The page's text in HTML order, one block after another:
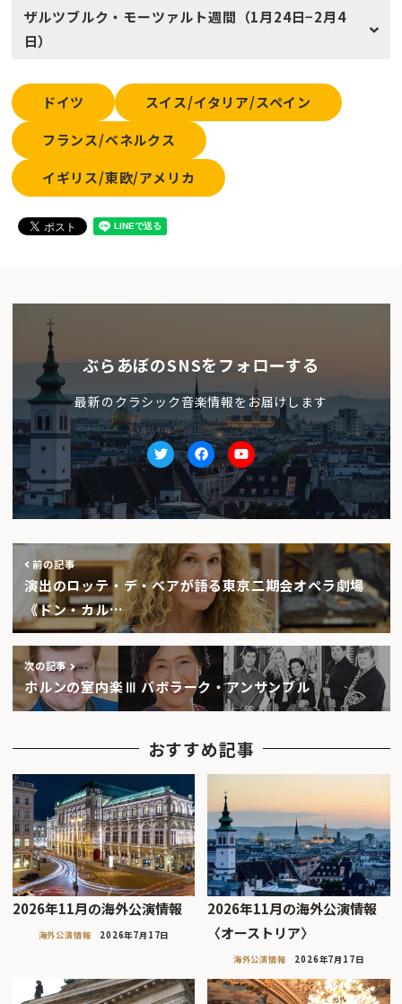
ザルツブルク・モーツァルト週間（1月24日−2月4
日）
ドイツ
スイス/イタリア/スペイン
フランス/ベネルクス
イギリス/東欧/アメリカ
ぶらあぼのSNSをフォローする
最新のクラシック音楽情報をお届けします
TwitterfacebookYoutube
前の記事
演出のロッテ・デ・ベアが語る東京二期会オペラ劇場
《ドン・カル…
次の記事
ホルンの室内楽Ⅲ バボラーク・アンサンブル
おすすめ記事
2026年11月の海外公演情報
海外公演情報 2026年7月17日
2026年11月の海外公演情報
〈オーストリア〉
海外公演情報 2026年7月17日